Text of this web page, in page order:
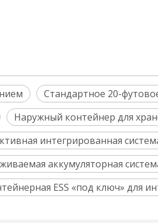
Стандартное 20-
Наружный контейнер для
интегрированная
аккумуляторная
ESS «под ключ» для